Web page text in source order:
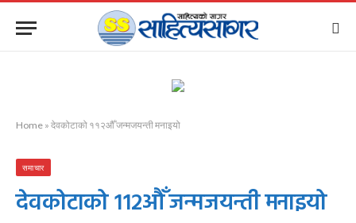
Home » देवकोटाको ११२औँ जन्मजयन्ती मनाइयो
समाचार
देवकोटाको ११२औँ जन्मजयन्ती मनाइयो